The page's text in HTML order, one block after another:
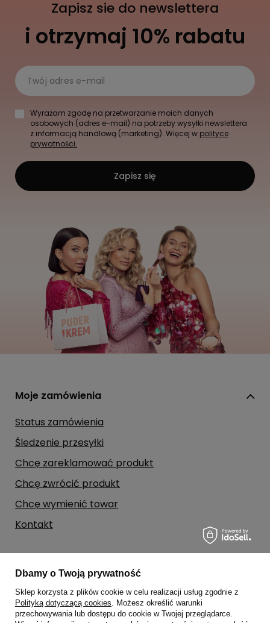
Zapisz sie do newslettera
i otrzymaj 10% rabatu
Twój adres e-mail
Wyrażam zgodę na przetwarzanie moich danych
osobowych (adres e-mail) na potrzeby wysyłki newslettera
z informacją handlową (marketing). Więcej w polityce
prywatności.
Zapisz się
Moje zamówienia
Status zamówienia
Śledzenie przesyłki
Chcę zareklamować produkt
Chcę zwrócić produkt
Chcę wymienić towar
Kontakt
Regulaminy
Dbamy o Twoją prywatność
Sklep korzysta z plików cookie w celu realizacji usług zgodnie z
Polityką dotyczącą cookies. Możesz określić warunki
przechowywania lub dostępu do cookie w Twojej przeglądarce.